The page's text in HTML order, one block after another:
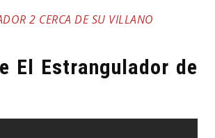
2 CERCA DE SU VILLANO
El Estrangulador de